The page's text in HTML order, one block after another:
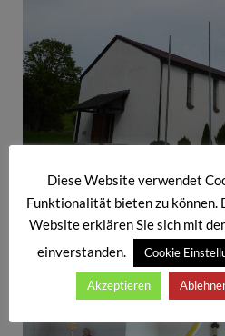
Vom Xaverhof geht es zur
Architekt:
Diese Website verwendet
Funktionalität bieten zu können.
Website erklären Sie sich mit
einverstanden.
Cookie
Akzeptieren